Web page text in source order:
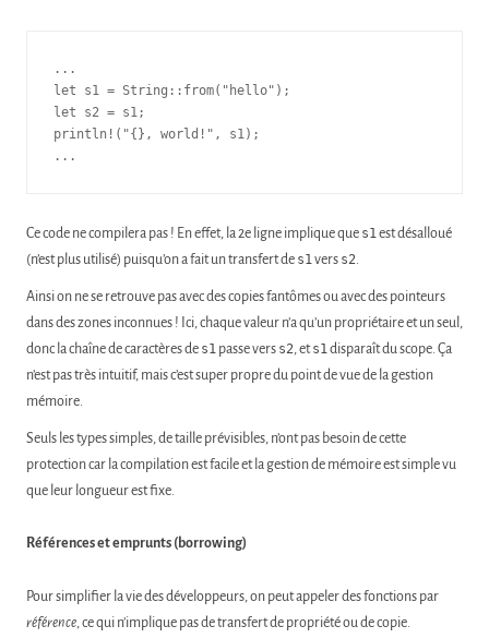
...
let s1 = String::from("hello");
let s2 = s1;
println!("{}, world!", s1);
...
Ce code ne compilera pas ! En effet, la 2e ligne implique que s1est désalloué
(n’est plus utilisé) puisqu’on a fait un transfert de s1vers s2.
Ainsi on ne se retrouve pas avec des copies fantômes ou avec des pointeurs
dans des zones inconnues ! Ici, chaque valeur n’a qu’un propriétaire et un seul,
donc la chaîne de caractères de s1 passe vers s2, ets1disparaît du scope. Ça
n’est pas très intuitif, mais c’est super propre du point de vue de la gestion
mémoire.
Seuls les types simples, de taille prévisibles, n’ont pas besoin de cette
protection car la compilation est facile et la gestion de mémoire est simple vu
que leur longueur est fixe.
Références et emprunts (borrowing)
Pour simplifier la vie des développeurs, on peut appeler des fonctions par
référence, ce qui n’implique pas de transfert de propriété ou de copie.